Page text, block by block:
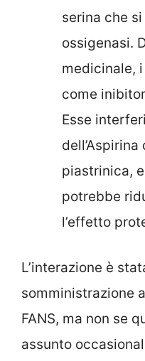
serina che
ossigenasi.
medicinale,
come
Esse
piastrinica,
potrebbe
l’effetto
L’interazione è
somministrazione
FANS, ma non se
assunto